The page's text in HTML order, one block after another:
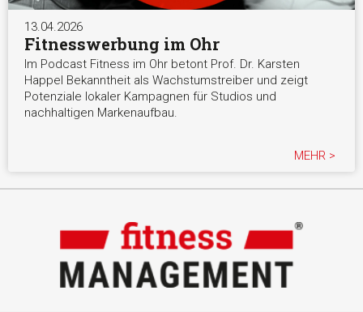
13.04.2026
Fitnesswerbung im Ohr
Im Podcast Fitness im Ohr betont Prof. Dr. Karsten
Happel Bekanntheit als Wachstumstreiber und zeigt
Potenziale lokaler Kampagnen für Studios und
nachhaltigen Markenaufbau.
MEHR >